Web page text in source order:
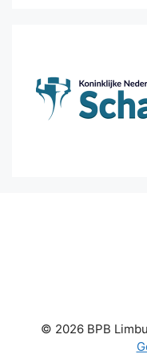
© 2026 BPB